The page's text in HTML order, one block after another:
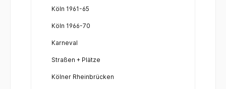
Köln 1961-65
Köln 1966-70
Karneval
Straßen + Plätze
Kölner Rheinbrücken